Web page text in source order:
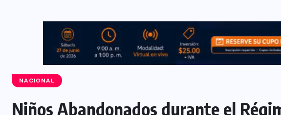
NACIONAL
Niños Abandonados durante el